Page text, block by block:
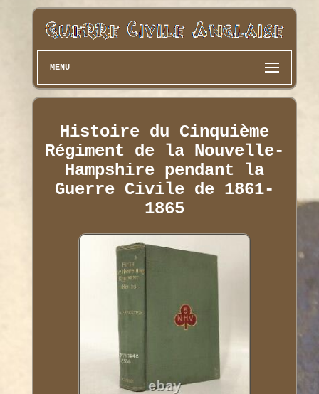
MENU
Histoire du Cinquième
Régiment de la Nouvelle-
Hampshire pendant la
Guerre Civile de 1861-
1865